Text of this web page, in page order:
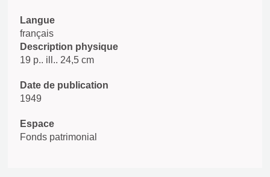
Langue
français
Description physique
19 p.. ill.. 24,5 cm
Date de publication
1949
Espace
Fonds patrimonial